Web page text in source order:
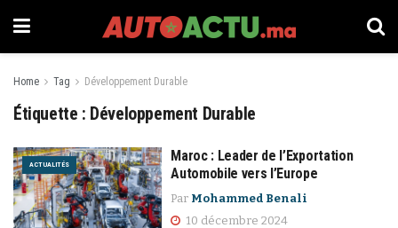
Home Tag Développement Durable
Étiquette : Développement Durable
ACTUALITÉS
Maroc : Leader de l’Exportation
Automobile vers l’Europe
Par Mohammed Benali
10 décembre 2024